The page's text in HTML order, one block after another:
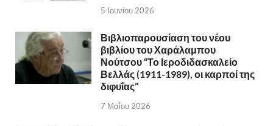
5 Ιουνίου 2026
Βιβλιοπαρουσίαση του νέου
βιβλίου του Χαράλαμπου
Νούτσου “Το Ιεροδιδασκαλείο
Βελλάς (1911-1989), οι καρποί της
διφυΐας”
7 Μαΐου 2026